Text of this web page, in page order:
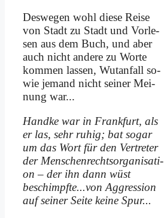
Des­we­gen wohl die­se Rei­se
von Stadt zu Stadt und Vor­le­
sen aus dem Buch, und aber
auch nicht an­de­re zu Wor­te
kom­men las­sen, Wut­an­fall so­
wie je­mand nicht sei­ner Mei­
nung war...
Hand­ke war in Frank­furt, als
er las, sehr ru­hig; bat so­gar
um das Wort für den Ver­tre­ter
der Men­schen­rechts­or­ga­ni­sa­ti­
on – der ihn dann wüst
beschimpfte...von Ag­gres­si­on
auf sei­ner Sei­te kei­ne Spur...